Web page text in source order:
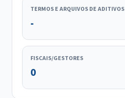
TERMOS E ARQUIVOS DE ADITIVOS
-
FISCAIS/GESTORES
0